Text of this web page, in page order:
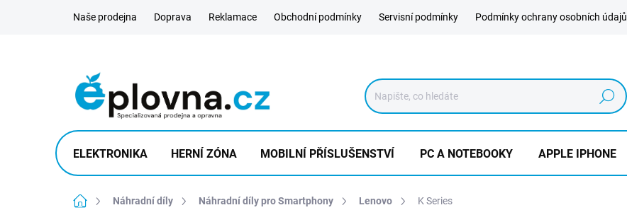
Naše prodejna Doprava Reklamace Obchodní podmínky Servisní podmínky Podmínky ochrany osobních údajů
Hledat
ELEKTRONIKA HERNÍ ZÓNA MOBILNÍ PŘÍSLUŠENSTVÍ PC A NOTEBOOKY APPLE IPHONE
Domů Náhradní díly Náhradní díly pro Smartphony Lenovo K Series